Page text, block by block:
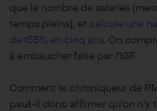
que le nombre de salariés
temps pleins), et calcule une
de 155% en cinq ans. On
à embaucher faite par l’IGF.
Comment le chroniqueur de
peut-il donc affirmer qu’on n’y